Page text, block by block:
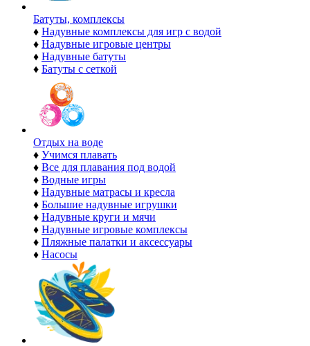
Батуты, комплексы
♦ Надувные комплексы для игр с водой
♦ Надувные игровые центры
♦ Надувные батуты
♦ Батуты с сеткой
Отдых на воде
♦ Учимся плавать
♦ Все для плавания под водой
♦ Водные игры
♦ Надувные матрасы и кресла
♦ Большие надувные игрушки
♦ Надувные круги и мячи
♦ Надувные игровые комплексы
♦ Пляжные палатки и аксессуары
♦ Насосы